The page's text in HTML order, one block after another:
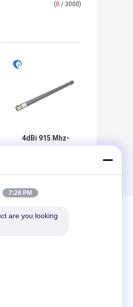
(0 / 3000)
4dBi 915 Mhz-
Bobcat Helium
7:28 PM
are you looking